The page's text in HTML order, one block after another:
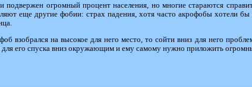
подвержен огромный процент населения, но многие стараются
еще другие фобии: страх падения, хотя часто акрофобы хотели
взобрался на высокое для него место, то сойти вниз для него
для его спуска вниз окружающим и ему самому нужно приложить